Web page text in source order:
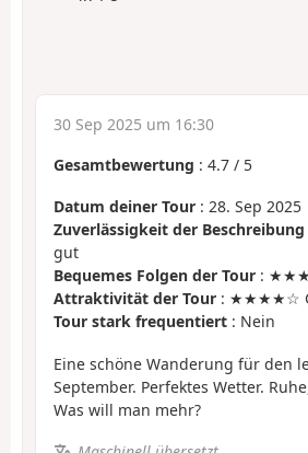
30 Sep 2025 um 16:30
Gesamtbewertung : 4.7 / 5
Datum deiner Tour : 28. Sep 2025
Zuverlässigkeit der Beschreibung
gut
Bequemes Folgen der Tour :
Attraktivität der Tour : ★★★★☆
Tour stark frequentiert : Nein
Eine schöne Wanderung für den
September. Perfektes Wetter.
Was will man mehr?